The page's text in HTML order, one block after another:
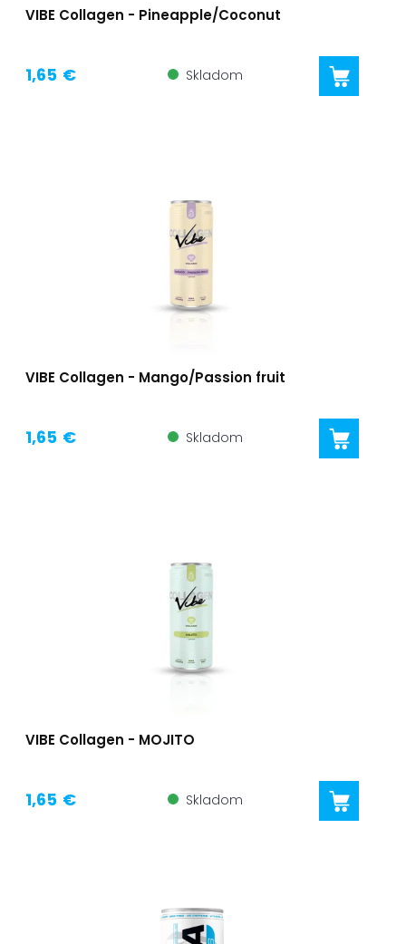
VIBE Collagen - Pineapple/Coconut
1,65 € Skladom
VIBE Collagen - Mango/Passion fruit
1,65 € Skladom
VIBE Collagen - MOJITO
1,65 € Skladom